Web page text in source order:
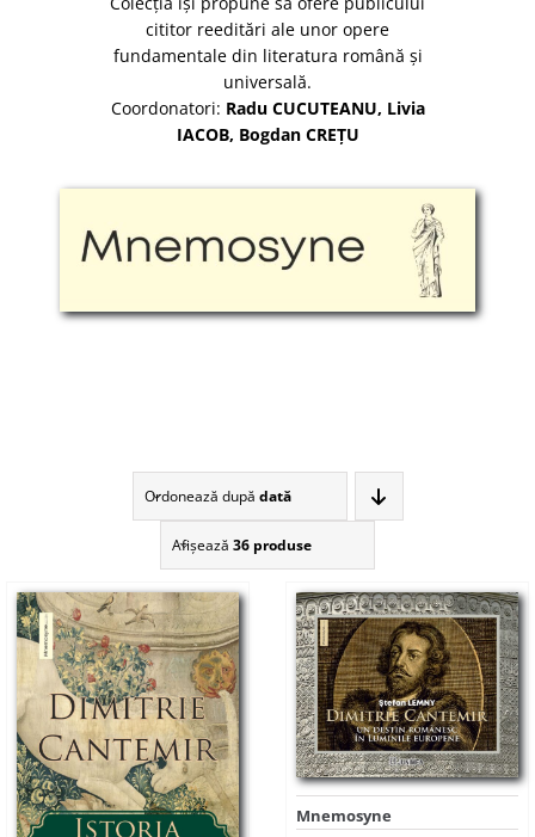
cititor reeditări ale unor opere
fundamentale din literatura română și
universală.
Coordonatori: Radu CUCUTEANU, Livia
IACOB, Bogdan CREȚU
Ordonează după dată
Afişează 36 produse
Mnemosyne